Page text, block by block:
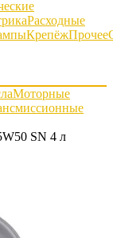
Расходные
КрепёжПрочее
Моторные
SN 4 л